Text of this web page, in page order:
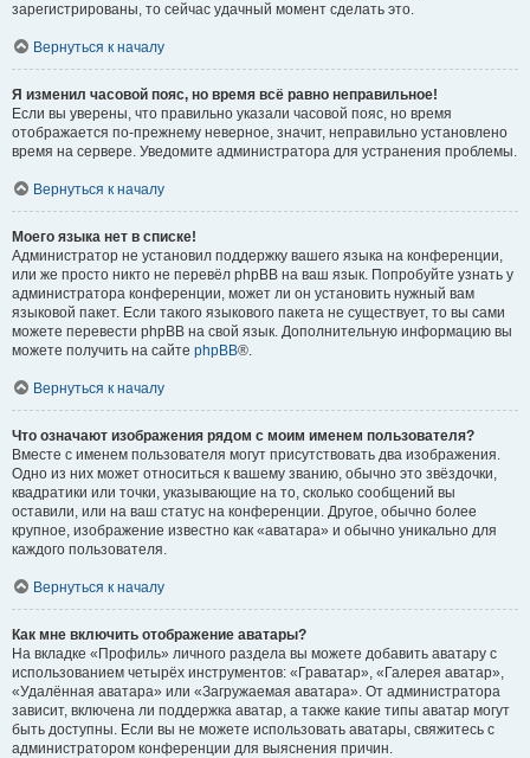
зарегистрированы, то сейчас удачный момент сделать это.
Вернуться к началу
Я изменил часовой пояс, но время всё равно неправильное!
Если вы уверены, что правильно указали часовой пояс, но время
отображается по-прежнему неверное, значит, неправильно установлено
время на сервере. Уведомите администратора для устранения проблемы.
Вернуться к началу
Моего языка нет в списке!
Администратор не установил поддержку вашего языка на конференции,
или же просто никто не перевёл phpBB на ваш язык. Попробуйте узнать у
администратора конференции, может ли он установить нужный вам
языковой пакет. Если такого языкового пакета не существует, то вы сами
можете перевести phpBB на свой язык. Дополнительную информацию вы
можете получить на сайте phpBB®.
Вернуться к началу
Что означают изображения рядом с моим именем пользователя?
Вместе с именем пользователя могут присутствовать два изображения.
Одно из них может относиться к вашему званию, обычно это звёздочки,
квадратики или точки, указывающие на то, сколько сообщений вы
оставили, или на ваш статус на конференции. Другое, обычно более
крупное, изображение известно как «аватара» и обычно уникально для
каждого пользователя.
Вернуться к началу
Как мне включить отображение аватары?
На вкладке «Профиль» личного раздела вы можете добавить аватару с
использованием четырёх инструментов: «Граватар», «Галерея аватар»,
«Удалённая аватара» или «Загружаемая аватара». От администратора
зависит, включена ли поддержка аватар, а также какие типы аватар могут
быть доступны. Если вы не можете использовать аватары, свяжитесь с
администратором конференции для выяснения причин.